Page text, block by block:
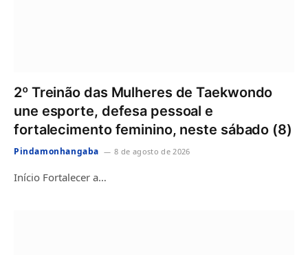
2º Treinão das Mulheres de Taekwondo
une esporte, defesa pessoal e
fortalecimento feminino, neste sábado (8)
Pindamonhangaba 8 de agosto de 2026
Início Fortalecer a…